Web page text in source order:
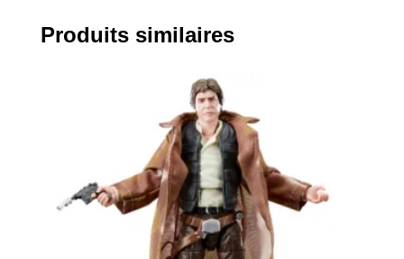
Produits similaires